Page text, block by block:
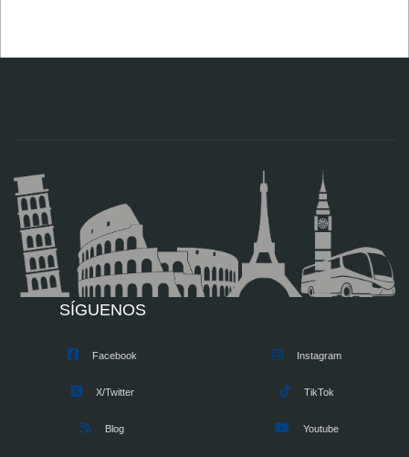
SÍGUENOS
Facebook
X/Twitter
Blog
Instagram
TikTok
Youtube